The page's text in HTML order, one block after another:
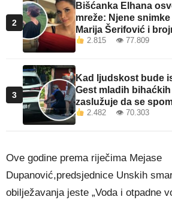
2
Bišćanka Elhana
mreže: Njene
Marija Šerifović i
2.815 👁 77.809
3
Kad ljudskost bude
Gest mladih
zaslužuje da se
2.482 👁 70.303
Ove godine prema riječima Mejase
Dupanović,predsjednice Unskih
obilježavanja jeste „Voda i otpadne